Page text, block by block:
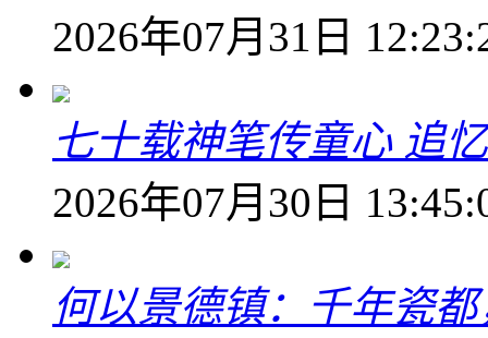
2026年07月31日
七十载神笔传童心 追
2026年07月30日
何以景德镇：千年瓷